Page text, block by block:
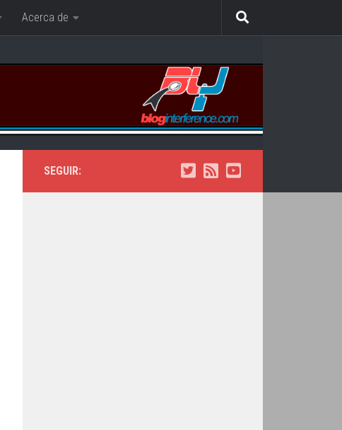
Acerca de
SEGUIR: